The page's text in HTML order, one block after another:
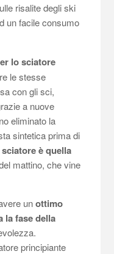
risalite degli ski
un facile consumo
lo sciatore
le stesse
con gli sci,
a nuove
eliminato la
sintetica prima di
è quella
mattino, che vine
unottimo
la fase della
principiante